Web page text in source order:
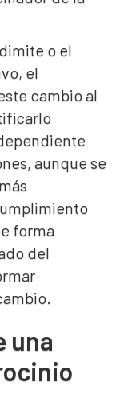
o el
el
cambio al
aunque se
forma
del
una